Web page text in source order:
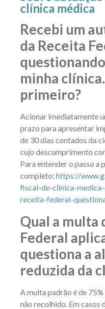
clínica médica
Recebi um
da Receita
questionando
minha
primeiro?
Acionar imediatamente
prazo para apresentar
de 30 dias contados da
cujo descumprimento
Para entender o passo a
completo: https://
fiscal-de-clinica-
receita-federal-
Qual a multa
Federal
questiona a
reduzida da
A multa padrão é de
não recolhido. Em casos